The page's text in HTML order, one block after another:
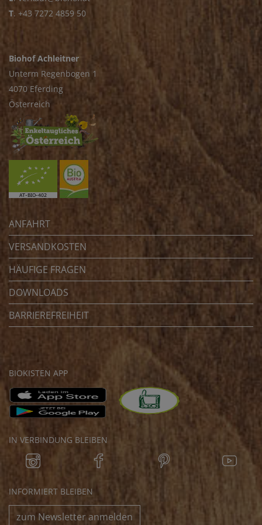
T. +43 7272 4859 50
Biohof Achleitner
Unterm Regenbogen 1
4070 Eferding
Österreich
ANFAHRT
VERSANDKOSTEN
HÄUFIGE FRAGEN
DOWNLOADS
BARRIEREFREIHEIT
BIOKISTEN APP
IN VERBINDUNG BLEIBEN
INFORMIERT BLEIBEN
zum Newsletter anmelden